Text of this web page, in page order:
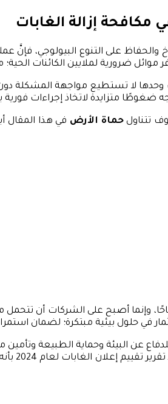
إزالة الغابات
والحفاظ على التنوع البيولوجي،
موائل ضرورية لملايين الكائنات
وحدها لا تستطيع مواجهة المشكلة
ضغوطًا متزايدة لاتخاذ إجراءات فورية
تتناولحماة الأرض في هذا المقال
وإنما أصبح على الشركات أن
حلول بيئية مبتكرة؛ لضمان
عن البيئة وحماية الطبيعة